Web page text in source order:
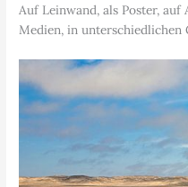
Auf Leinwand, als Poster,
Medien, in unterschiedlichen